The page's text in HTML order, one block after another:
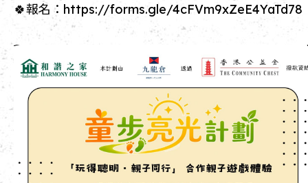
🍀報名：https://forms.gle/4cFVm9xZeE4YaTd78